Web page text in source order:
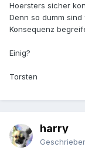
Hoersters sicher
Denn so dumm
Konsequenz
Einig?
Torsten
harry